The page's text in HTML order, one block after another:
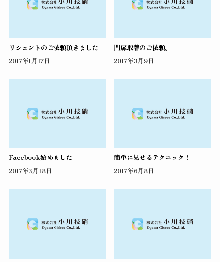
リシェントのご依頼頂きました
2017年1月17日
門扉取替のご依頼。
2017年3月9日
Facebook始めました
2017年3月18日
簡単に見せるテクニック！
2017年6月8日